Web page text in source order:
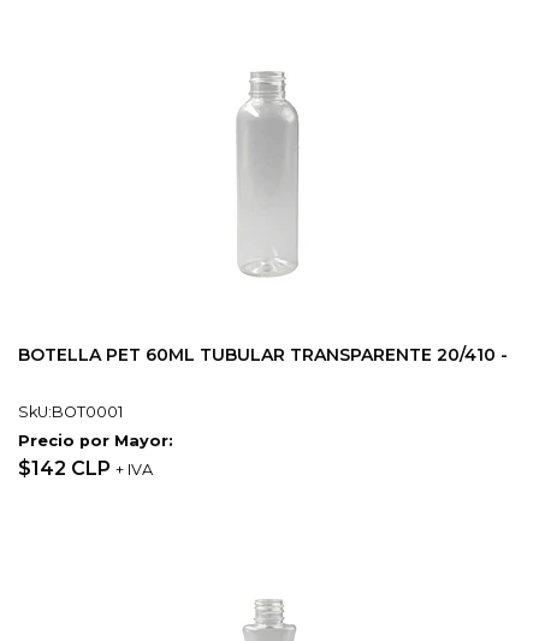
BOTELLA PET 60ML TUBULAR TRANSPARENTE 20/410 -
SkU:BOT0001
Precio por Mayor:
$142 CLP + IVA